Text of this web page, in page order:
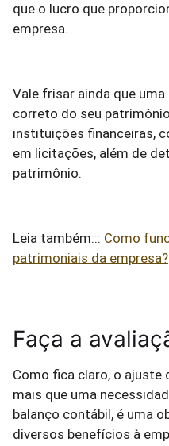
que o lucro que
empresa.
Vale frisar ainda que
correto do seu
instituições financeiras,
em licitações, além de
patrimônio.
Leia também::: Como
patrimoniais da empresa?
Faça a
Como fica claro, o ajuste
mais que uma
balanço contábil, é uma
diversos benefícios à